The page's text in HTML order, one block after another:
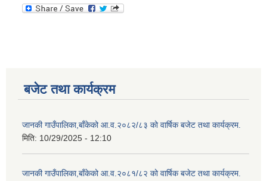
बजेट तथा कार्यक्रम
जानकी गाउँपालिका,बाँकेको आ.व.२०८२/८३ को वार्षिक बजेट तथा कार्यक्रम.
मिति: 10/29/2025 - 12:10
जानकी गाउँपालिका,बाँकेको आ.व.२०८१/८२ को वार्षिक बजेट तथा कार्यक्रम.